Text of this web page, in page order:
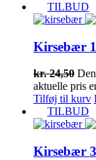
TILBUD
Kirsebær
kr.24,50
aktuelle pris
Tilføj til kurv
TILBUD
Kirsebær